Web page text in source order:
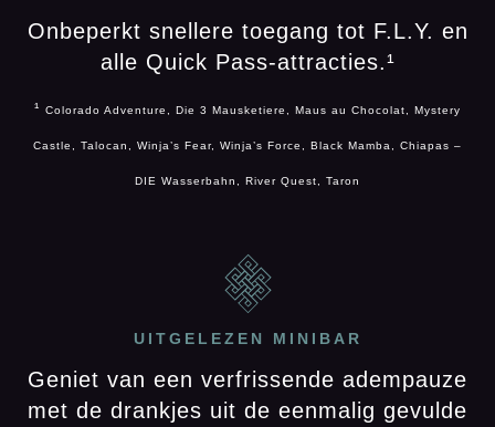
Onbeperkt snellere toegang tot F.L.Y. en
alle Quick Pass-attracties.¹
¹ Colorado Adventure, Die 3 Mausketiere, Maus au Chocolat, Mystery
Castle, Talocan, Winja’s Fear, Winja’s Force, Black Mamba, Chiapas –
DIE Wasserbahn, River Quest, Taron
UITGELEZEN MINIBAR
Geniet van een verfrissende adempauze
met de drankjes uit de eenmalig gevulde